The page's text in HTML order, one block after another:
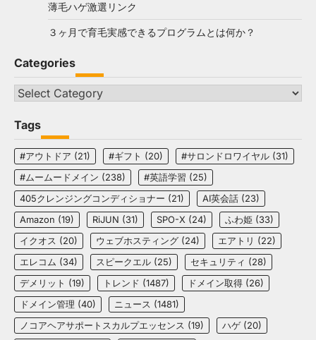
薄毛ハゲ激選リンク
３ヶ月で育毛実感できるプログラムとは何か？
Categories
Categories
Tags
#アウトドア (21) #ギフト (20) #サロンドロワイヤル (31)
#ムームードメイン (238) #英語学習 (25)
405クレンジングコンディショナー (21) AI英会話 (23)
Amazon (19) RiJUN (31) SPO-X (24) ふわ姫 (33)
イクオス (20) ウェブホスティング (24) エアトリ (22)
エレコム (34) スピークエル (25) セキュリティ (28)
デメリット (19) トレンド (1487) ドメイン取得 (26)
ドメイン管理 (40) ニュース (1481)
ノコアヘアサポートスカルプエッセンス (19) ハゲ (20)